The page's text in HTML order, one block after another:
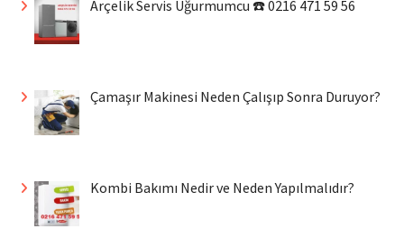
Arçelik Servis Uğurmumcu ☎️ 0216 471 59 56
Çamaşır Makinesi Neden Çalışıp Sonra Duruyor?
Kombi Bakımı Nedir ve Neden Yapılmalıdır?